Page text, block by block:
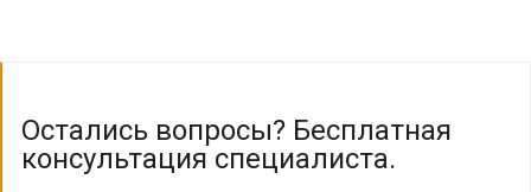
Остались вопросы? Бесплатная
консультация специалиста.